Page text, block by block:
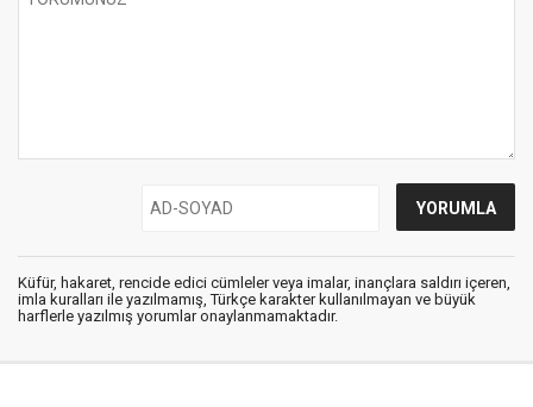
Küfür, hakaret, rencide edici cümleler veya imalar, inançlara saldırı içeren,
imla kuralları ile yazılmamış, Türkçe karakter kullanılmayan ve büyük
harflerle yazılmış yorumlar onaylanmamaktadır.